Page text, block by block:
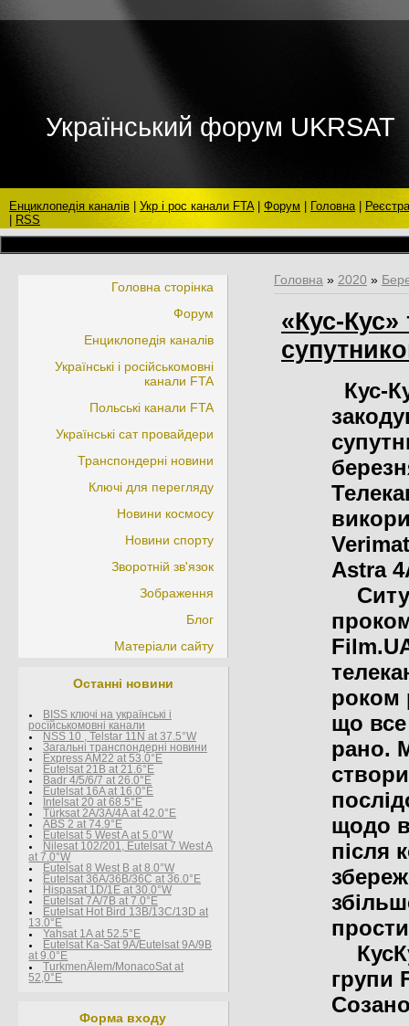
Український форум UKRSAT
Енциклопедія каналів Укр і рос канали FTA| Форум Головна|
RSS
Головна сторінка
Форум
Енциклопедія каналів
Українські і російськомовні
канали FTA
Польські канали FTA
Українські сат провайдери
Транспондерні новини
Ключі для перегляду
Новини космосу
Новини спорту
Зворотній зв'язок
Зображення
Блог
Матеріали сайту
Останні новини
BISS ключі на українські і
росїйськомовні канали
NSS 10 , Telstar 11N at 37.5°W
Загальні транспондерні новини
Express AM22 at 53.0°E
Eutelsat 21B at 21.6°E
Badr 4/5/6/7 at 26.0°E
Eutelsat 16A at 16.0°E
Intelsat 20 at 68.5°E
Türksat 2A/3A/4A at 42.0°E
ABS 2 at 74.9°E
Eutelsat 5 West A at 5.0°W
Nilesat 102/201, Eutelsat 7 West A
at 7.0°W
Eutelsat 8 West В at 8.0°W
Eutelsat 36A/36B/36C at 36.0°E
Hispasat 1D/1E at 30.0°W
Eutelsat 7A/7B at 7.0°E
Eutelsat Hot Bird 13B/13C/13D at
13.0°E
Yahsat 1A at 52.5°E
Eutelsat Ka-Sat 9A/Eutelsat 9A/9B
at 9.0°E
TurkmenÄlem/MonacoSat at
52,0°E
Форма входу
Головна » 2020 »
«Кус-Кус»
Кус-
Astra
роком
що
рано.
щодо
після
групи